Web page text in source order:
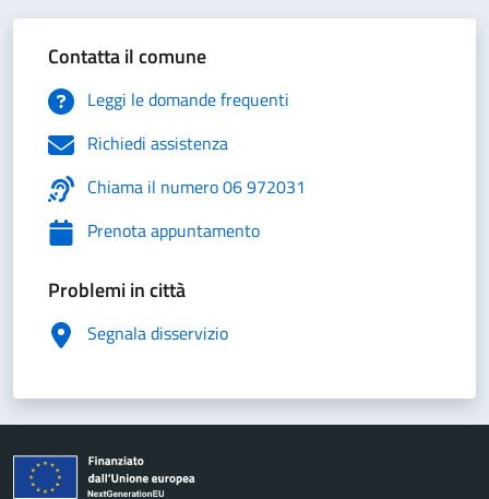
Contatta il comune
Leggi le domande frequenti
Richiedi assistenza
Chiama il numero 06 972031
Prenota appuntamento
Problemi in città
Segnala disservizio